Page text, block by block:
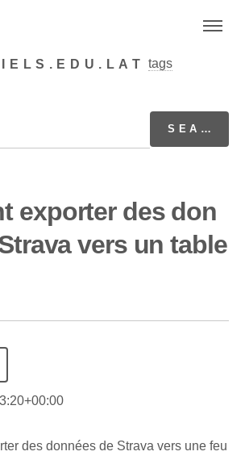
tags
exporter des don
vers un table